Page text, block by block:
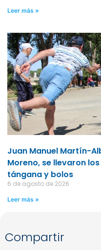
Leer más »
Juan Manuel Martín-
Moreno, se llevaron
tángana y bolos
6 de agosto de 2026
Leer más »
Compartir